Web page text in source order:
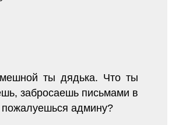
ты дядька. Что ты
забросаешь письмами в
пожалуешься админу?